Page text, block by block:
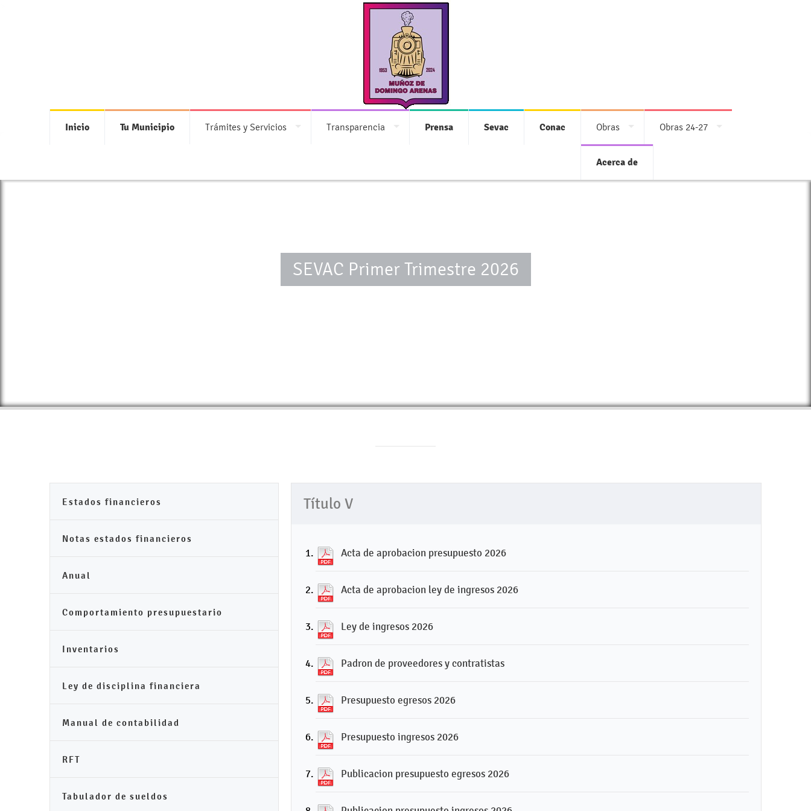
Inicio Tu Municipio Trámites y Servicios Transparencia Prensa Sevac Conac Obras Obras 24-27
Acerca de
SEVAC Primer Trimestre 2026
Estados financieros
Notas estados financieros
Anual
Comportamiento presupuestario
Inventarios
Ley de disciplina financiera
Manual de contabilidad
RFT
Tabulador de sueldos
Título V
Acta de aprobacion presupuesto 2026
Acta de aprobacion ley de ingresos 2026
Ley de ingresos 2026
Padron de proveedores y contratistas
Presupuesto egresos 2026
Presupuesto ingresos 2026
Publicacion presupuesto egresos 2026